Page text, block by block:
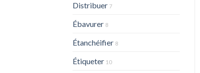
Distribuer 7
Ébavurer 8
Étanchéifier 8
Étiqueter 10